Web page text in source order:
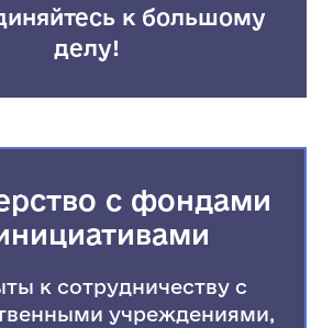
к большому
делу!
с фондами
к сотрудничеству с
учреждениями,